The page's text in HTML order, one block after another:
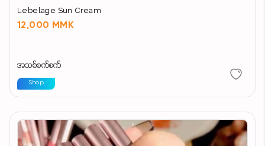
Lebelage Sun Cream
12,000 MMK
အသစ်စက်စက်
Shop